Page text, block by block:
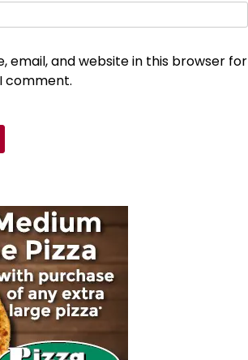
email, and website in this browser for
comment.